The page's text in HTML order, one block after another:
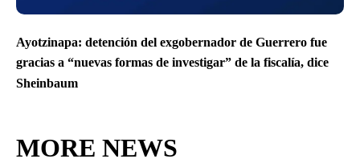
Ayotzinapa: detención del exgobernador de Guerrero fue
gracias a “nuevas formas de investigar” de la fiscalía, dice
Sheinbaum
MORE NEWS